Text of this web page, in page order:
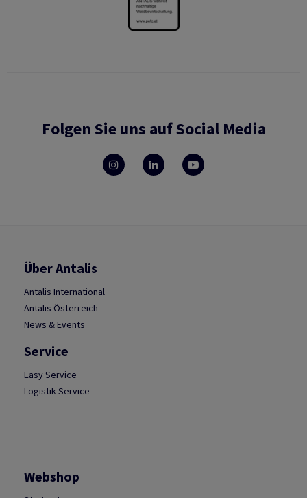
Folgen Sie uns auf Social Media
Über Antalis
Antalis International
Antalis Österreich
News & Events
Service
Easy Service
Logistik Service
Webshop